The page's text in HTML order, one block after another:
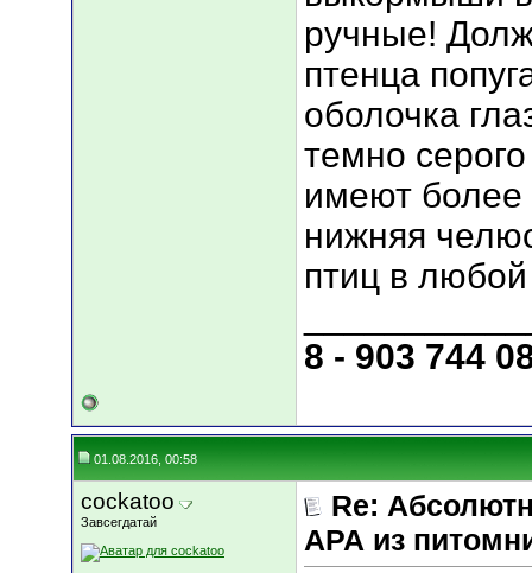
ручные!
птенца
оболочка
темно
имеют более
нижняя
птиц в
8 - 903 744
01.08.2016, 00:58
cockatoo
Завсегдатай
Re:
АРА из